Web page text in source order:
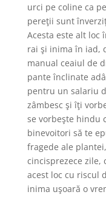
urci pe coline ca
pereţii sunt
Acesta este alt loc
rai şi inima în iad,
manual ceaiul de
pante înclinate
pentru un salariu
zâmbesc şi îţi
se vorbeşte hindu
binevoitori să te
fragede ale
cincisprezece zile,
acest loc cu riscul
inima uşoară o